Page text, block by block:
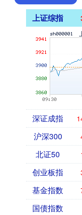
上证综指
深证成指
沪深300
北证50
创业板指
基金指数
国债指数